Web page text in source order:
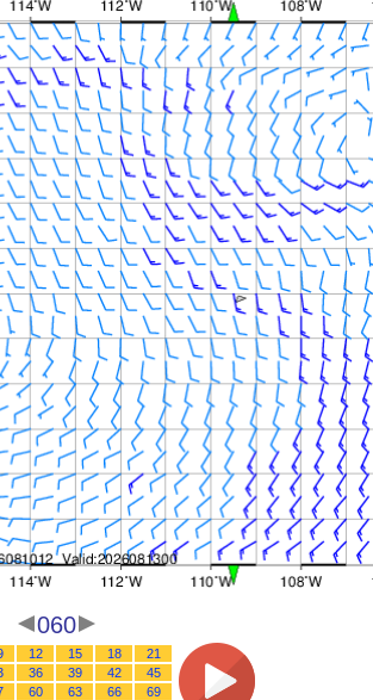
060
12 15 18
21
36 39 42
45
60 63 66
69